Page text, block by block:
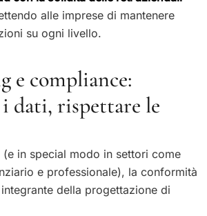
alle imprese di mantenere
su ogni livello.
e compliance:
dati, rispettare le
(e in special modo in settori come
e professionale), la conformità
della progettazione di